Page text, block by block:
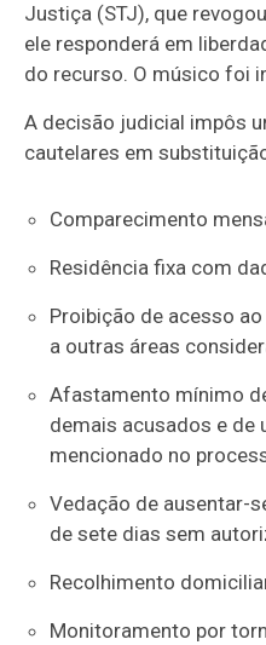
Justiça (STJ), que
ele responderá em
do recurso. O músico foi
A decisão judicial impôs
cautelares em
Comparecimento
Residência fixa com
Proibição de acesso
a outras áreas
Afastamento mínimo
demais acusados e de
mencionado no
Vedação de ausentar-
de sete dias sem
Recolhimento
Monitoramento por